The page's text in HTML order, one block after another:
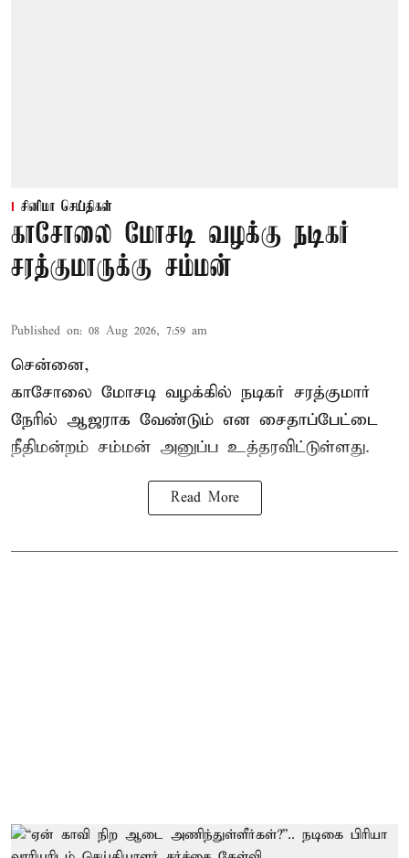
சினிமா செய்திகள்
காசோலை மோசடி வழக்கு நடிகர்
சரத்குமாருக்கு சம்மன்
Published on: 08 Aug 2026, 7:59 am
சென்னை,
காசோலை மோசடி வழக்கில் நடிகர் சரத்குமார்
நேரில் ஆஜராக வேண்டும் என சைதாப்பேட்டை
நீதிமன்றம் சம்மன் அனுப்ப உத்தரவிட்டுள்ளது.
Read More